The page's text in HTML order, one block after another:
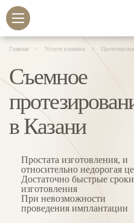
Главная Услуги клиники
Съемное
в Казани
Простата изготовления, и
относительно недорогая
Достаточно быстрые сроки
изготовления
При невозможности
проведения имплантации